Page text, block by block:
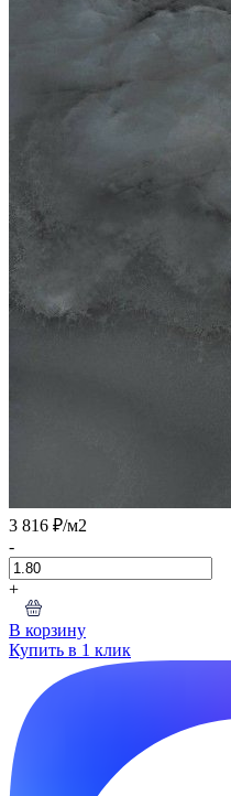
3 816 ₽/м2
-
+
В корзину
Купить в 1 клик